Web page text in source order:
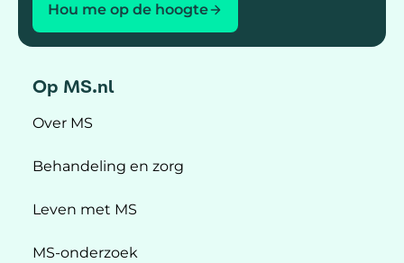
Hou me op de hoogte
Op MS.nl
Over MS
Behandeling en zorg
Leven met MS
MS-onderzoek